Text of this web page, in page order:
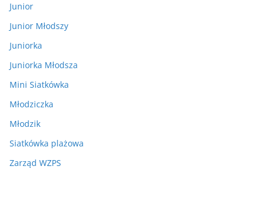
Junior
Junior Młodszy
Juniorka
Juniorka Młodsza
Mini Siatkówka
Młodziczka
Młodzik
Siatkówka plażowa
Zarząd WZPS